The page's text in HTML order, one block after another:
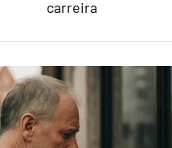
carreira